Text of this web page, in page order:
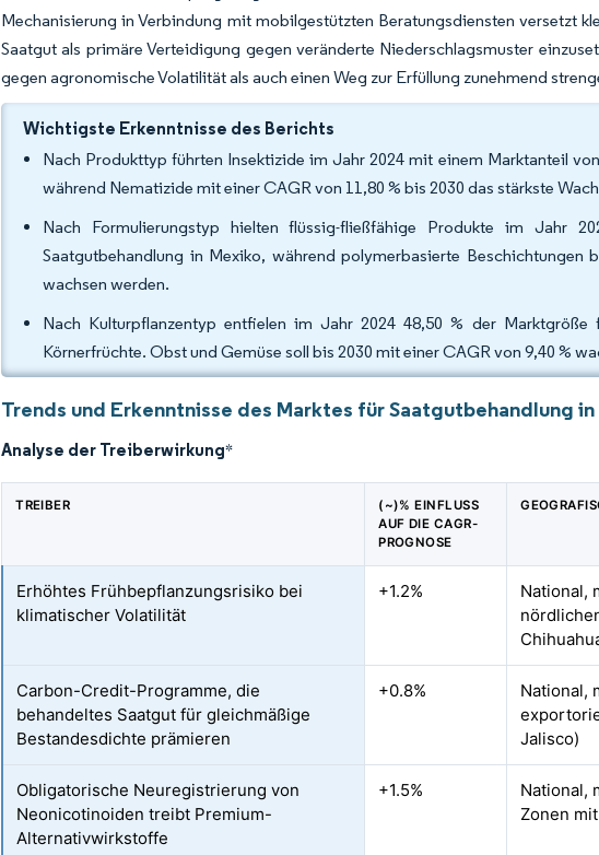
Mechanisierung in Verbindung mit mobilgestützten Beratungsdiensten versetzt
Saatgut als primäre Verteidigung gegen veränderte Niederschlagsmuster
gegen agronomische Volatilität als auch einen Weg zur Erfüllung zunehmend
Wichtigste Erkenntnisse des Berichts
Nach Produkttyp führten Insektizide im Jahr 2024 mit einem Marktanteil
während Nematizide mit einer CAGR von 11,80 % bis 2030 das stärkste
Nach Formulierungstyp hielten flüssig-fließfähige Produkte im Jahr
Saatgutbehandlung in Mexiko, während polymerbasierte
wachsen werden.
Nach Kulturpflanzentyp entfielen im Jahr 2024 48,50 % der
Körnerfrüchte. Obst und Gemüse soll bis 2030 mit einer CAGR von 9,40 %
Trends und Erkenntnisse des Marktes für Saatgutbehandlung
Analyse der Treiberwirkung*
TREIBER
(~)% EINFLUSS
AUF DIE CAGR-
PROGNOSE
Erhöhtes Frühbepflanzungsrisiko bei
klimatischer Volatilität
+1.2%
National,
Carbon-Credit-Programme, die
behandeltes Saatgut für gleichmäßige
Bestandesdichte prämieren
+0.8%
National,
Jalisco)
Obligatorische Neuregistrierung von
Neonicotinoiden treibt Premium-
Alternativwirkstoffe
+1.5%
National,
Zonen